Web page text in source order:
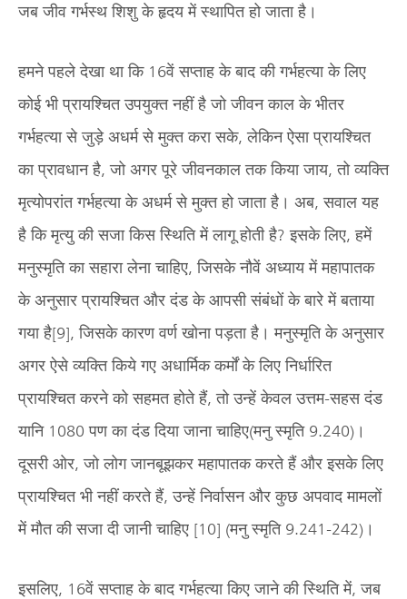
जब जीव गर्भस्थ शिशु के हृदय में स्थापित हो जाता है।
हमने पहले देखा था कि 16वें सप्ताह के बाद की गर्भहत्या के लिए
कोई भी प्रायश्चित उपयुक्त नहीं है जो जीवन काल के भीतर
गर्भहत्या से जुड़े अधर्म से मुक्त करा सके, लेकिन ऐसा प्रायश्चित
का प्रावधान है, जो अगर पूरे जीवनकाल तक किया जाय, तो व्यक्ति
मृत्योपरांत गर्भहत्या के अधर्म से मुक्त हो जाता है। अब, सवाल यह
है कि मृत्यु की सजा किस स्थिति में लागू होती है? इसके लिए, हमें
मनुस्मृति का सहारा लेना चाहिए, जिसके नौवें अध्याय में महापातक
के अनुसार प्रायश्चित और दंड के आपसी संबंधों के बारे में बताया
गया है[9], जिसके कारण वर्ण खोना पड़ता है। मनुस्मृति के अनुसार
अगर ऐसे व्यक्ति किये गए अधार्मिक कर्मों के लिए निर्धारित
प्रायश्चित करने को सहमत होते हैं, तो उन्हें केवल उत्तम-सहस दंड
यानि 1080 पण का दंड दिया जाना चाहिए(मनु स्मृति 9.240)।
दूसरी ओर, जो लोग जानबूझकर महापातक करते हैं और इसके लिए
प्रायश्चित भी नहीं करते हैं, उन्हें निर्वासन और कुछ अपवाद मामलों
में मौत की सजा दी जानी चाहिए [10] (मनु स्मृति 9.241-242)।
इसलिए, 16वें सप्ताह के बाद गर्भहत्या किए जाने की स्थिति में, जब